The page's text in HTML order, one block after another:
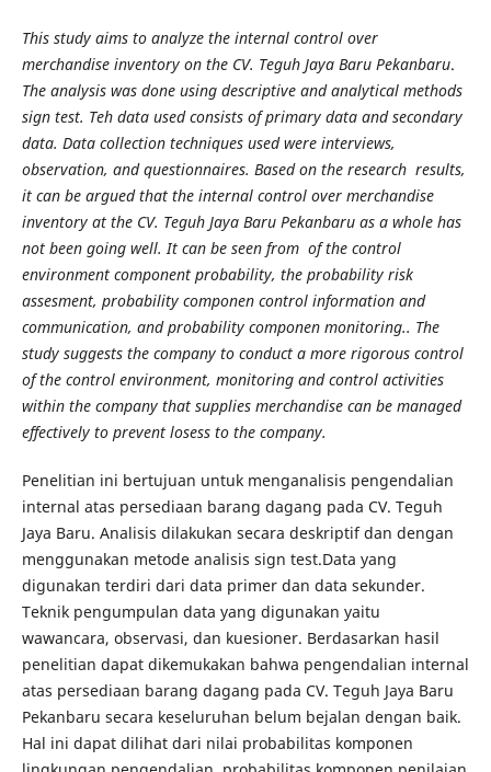
This study aims to analyze the internal control over
merchandise inventory on the CV. Teguh Jaya Baru Pekanbaru.
The analysis was done using descriptive and analytical methods
sign test. Teh data used consists of primary data and secondary
data. Data collection techniques used were interviews,
observation, and questionnaires. Based on the research results,
it can be argued that the internal control over merchandise
inventory at the CV. Teguh Jaya Baru Pekanbaru as a whole has
not been going well. It can be seen from of the control
environment component probability, the probability risk
assesment, probability componen control information and
communication, and probability componen monitoring.. The
study suggests the company to conduct a more rigorous control
of the control environment, monitoring and control activities
within the company that supplies merchandise can be managed
effectively to prevent losess to the company.
Penelitian ini bertujuan untuk menganalisis pengendalian
internal atas persediaan barang dagang pada CV. Teguh
Jaya Baru. Analisis dilakukan secara deskriptif dan dengan
menggunakan metode analisis sign test.Data yang
digunakan terdiri dari data primer dan data sekunder.
Teknik pengumpulan data yang digunakan yaitu
wawancara, observasi, dan kuesioner. Berdasarkan hasil
penelitian dapat dikemukakan bahwa pengendalian internal
atas persediaan barang dagang pada CV. Teguh Jaya Baru
Pekanbaru secara keseluruhan belum bejalan dengan baik.
Hal ini dapat dilihat dari nilai probabilitas komponen